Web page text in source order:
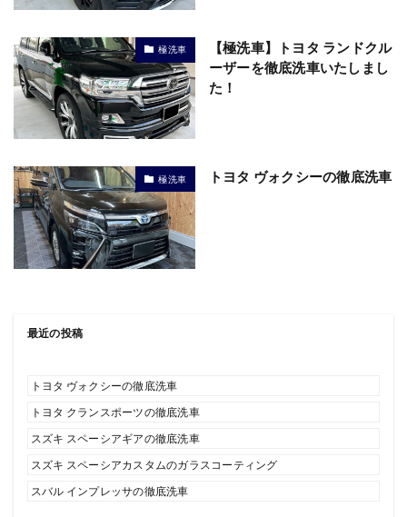
極洗車
【極洗車】トヨタ ランドクル
ーザーを徹底洗車いたしまし
た！
極洗車 トヨタ ヴォクシーの徹底洗車
最近の投稿
トヨタ ヴォクシーの徹底洗車
トヨタ クランスポーツの徹底洗車
スズキ スペーシアギアの徹底洗車
スズキ スペーシアカスタムのガラスコーティング
スバル インプレッサの徹底洗車